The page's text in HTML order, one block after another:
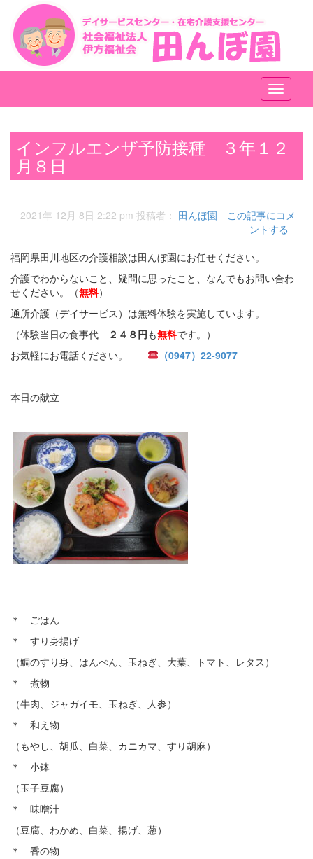
メ
ニ
ー
インフルエンザ予防接種 ３年１２
月８日
2021年 12月 8日 2:22 pm 投稿者： 田んぼ園
この記事にコメ
ントする
福岡県田川地区の介護相談は田んぼ園にお任せください。
介護でわからないこと、疑問に思ったこと、なんでもお問い合わ
せください。（無料）
通所介護（デイサービス）は無料体験を実施しています。
（体験当日の食事代
２４８円も無料です。）
お気軽にお電話ください。
（0947）22-9077
本日の献立
＊ ごはん
＊ すり身揚げ
（鯛のすり身、はんぺん、玉ねぎ、大葉、トマト、レタス）
＊ 煮物
（牛肉、ジャガイモ、玉ねぎ、人参）
＊ 和え物
（もやし、胡瓜、白菜、カニカマ、すり胡麻）
＊ 小鉢
（玉子豆腐）
＊ 味噌汁
（豆腐、わかめ、白菜、揚げ、葱）
＊ 香の物